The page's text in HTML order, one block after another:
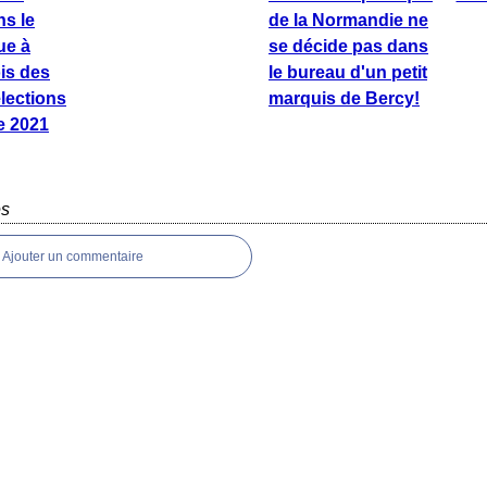
le
à
des
2021
de la Normandie ne
se décide pas dans
le bureau d'un petit
marquis de Bercy!
Ajouter un commentaire